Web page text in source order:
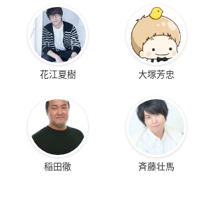
花江夏樹 大塚芳忠
稲田徹 斉藤壮馬